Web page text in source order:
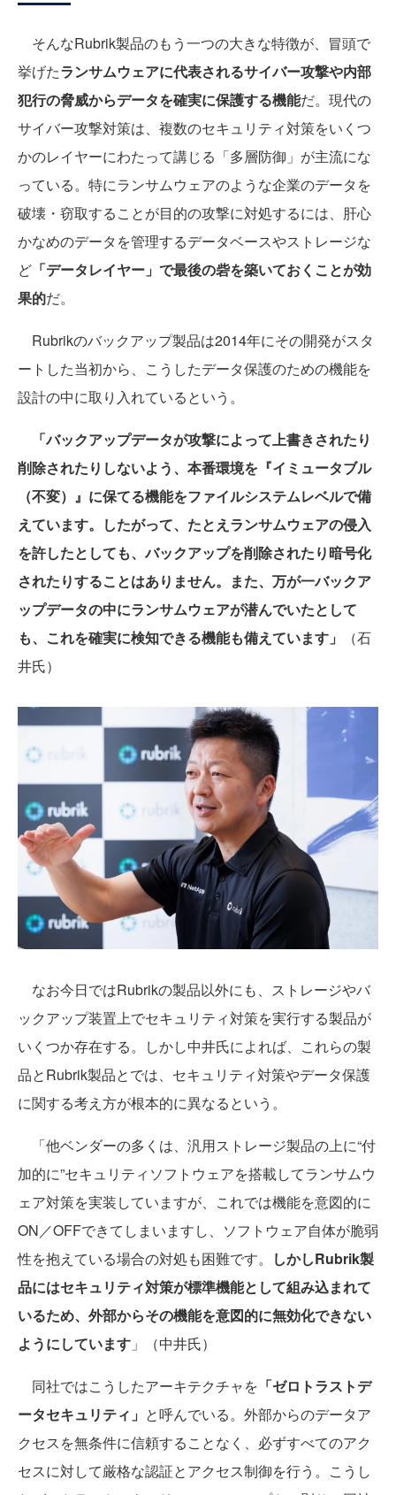
そんなRubrik製品のもう一つの大きな特徴が、冒頭で
挙げたランサムウェアに代表されるサイバー攻撃や内部
犯行の脅威からデータを確実に保護する機能だ。現代の
サイバー攻撃対策は、複数のセキュリティ対策をいくつ
かのレイヤーにわたって講じる「多層防御」が主流にな
っている。特にランサムウェアのような企業のデータを
破壊・窃取することが目的の攻撃に対処するには、肝心
かなめのデータを管理するデータベースやストレージな
ど 「データレイヤー」で最後の砦を築いておくことが効
果的だ。
Rubrikのバックアップ製品は2014年にその開発がスタ
ートした当初から、こうしたデータ保護のための機能を
設計の中に取り入れているという。
「バックアップデータが攻撃によって上書きされたり
削除されたりしないよう、本番環境を『イミュータブル
（不変）』に保てる機能をファイルシステムレベルで備
えています。したがって、たとえランサムウェアの侵入
を許したとしても、バックアップを削除されたり暗号化
されたりすることはありません。また、万が一バックア
ップデータの中にランサムウェアが潜んでいたとして
も、これを確実に検知できる機能も備えています」
（石
井氏）
なお今日ではRubrikの製品以外にも、ストレージやバ
ックアップ装置上でセキュリティ対策を実行する製品が
いくつか存在する。しかし中井氏によれば、これらの製
品とRubrik製品とでは、セキュリティ対策やデータ保護
に関する考え方が根本的に異なるという。
「他ベンダーの多くは、汎用ストレージ製品の上に“付
加的に”セキュリティソフトウェアを搭載してランサムウ
ェア対策を実装していますが、これでは機能を意図的に
ON／OFFできてしまいますし、ソフトウェア自体が脆弱
性を抱えている場合の対処も困難です。
しかしRubrik製
品にはセキュリティ対策が標準機能として組み込まれて
いるため、外部からその機能を意図的に無効化できない
ようにしています 」（中井氏）
同社ではこうしたアーキテクチャを 「ゼロトラストデ
ータセキュリティ」 と呼んでいる。外部からのデータア
クセスを無条件に信頼することなく、必ずすべてのアク
セスに対して厳格な認証とアクセス制御を行う。こうし